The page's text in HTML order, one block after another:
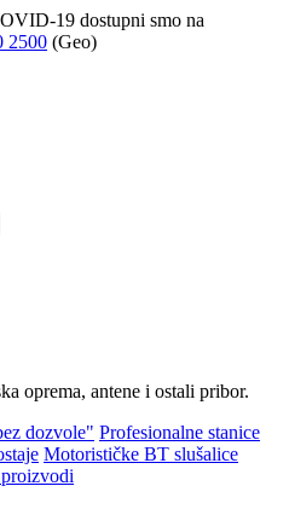
19 dostupni smo na
2500 (Geo)
oprema, antene i ostali pribor.
dozvole" Profesionalne stanice
Motorističke BT slušalice